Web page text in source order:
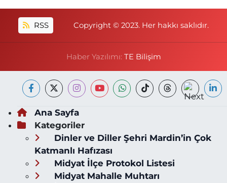
RSS Copyright © 2023. Her hakkı saklıdır.
Haber Yazılımı: TE Bilişim
Ana Sayfa
Kategoriler
Dinler ve Diller Şehri Mardin’in Çok
Katmanlı Hafızası
Midyat İlçe Protokol Listesi
Midyat Mahalle Muhtarı